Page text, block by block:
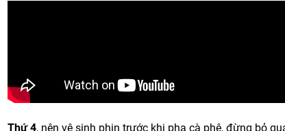
Thứ 4, nên vệ sinh phin trước khi pha cà phê, đừng bỏ